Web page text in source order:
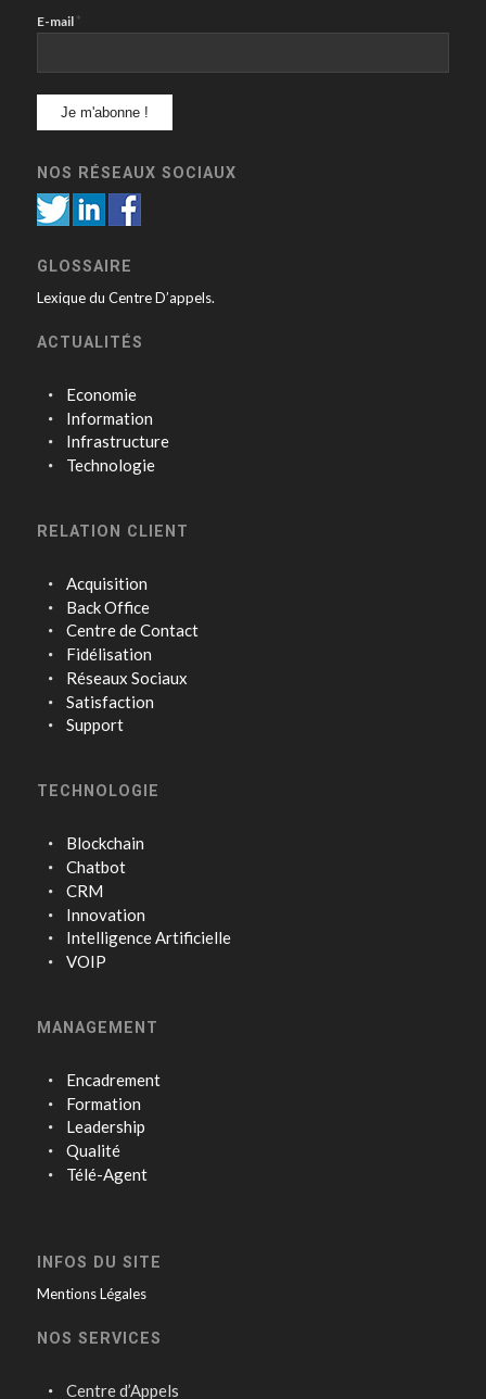
E-mail *
NOS RÉSEAUX SOCIAUX
GLOSSAIRE
Lexique du Centre D’appels.
ACTUALITÉS
Economie
Information
Infrastructure
Technologie
RELATION CLIENT
Acquisition
Back Office
Centre de Contact
Fidélisation
Réseaux Sociaux
Satisfaction
Support
TECHNOLOGIE
Blockchain
Chatbot
CRM
Innovation
Intelligence Artificielle
VOIP
MANAGEMENT
Encadrement
Formation
Leadership
Qualité
Télé-Agent
INFOS DU SITE
Mentions Légales
NOS SERVICES
Centre d’Appels